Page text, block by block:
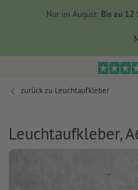
Nur im August: Bis zu 12
zurück zu Leuchtaufkleber
Leuchtaufkleber,